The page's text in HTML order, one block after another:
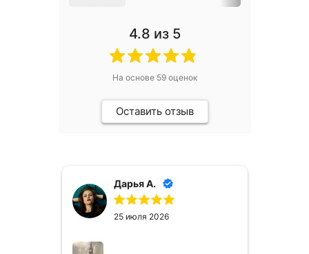
4.8 из 5
На основе 59оценок
Оставить отзыв
Дарья А.
25 июля 2026